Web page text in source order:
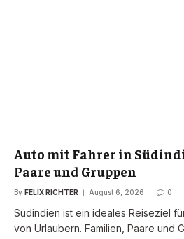
Auto mit Fahrer in
Paare und Gruppen
By FELIX RICHTER August 6, 2026 0
Südindien ist ein ideales Reiseziel
von Urlaubern. Familien, Paare und